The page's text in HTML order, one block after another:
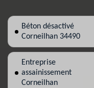
Béton désactivé
Corneilhan 34490
Entreprise
assainissement
Corneilhan